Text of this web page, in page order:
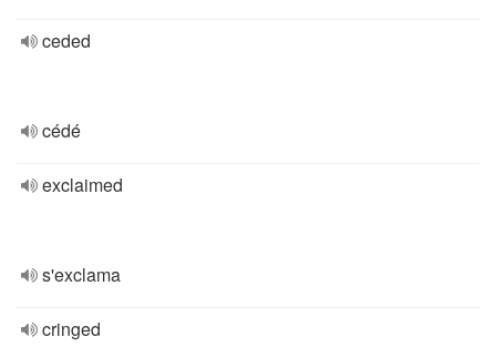
ceded
cédé
exclaimed
s'exclama
cringed